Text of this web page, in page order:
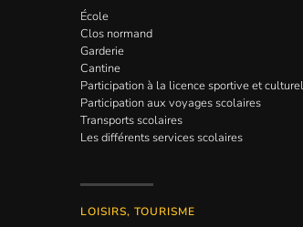
École
Clos normand
Garderie
Cantine
Participation à la licence sportive et
Participation aux voyages scolaires
Transports scolaires
Les différents services scolaires
LOISIRS, TOURISME